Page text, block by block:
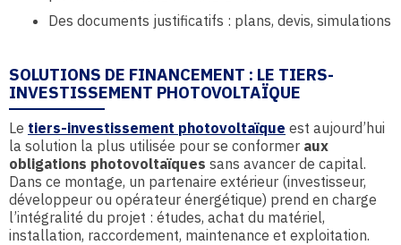
Des documents justificatifs : plans, devis, simulations
SOLUTIONS DE FINANCEMENT : LE TIERS-
INVESTISSEMENT PHOTOVOLTAÏQUE
Le tiers-investissement photovoltaïque est aujourd’hui
la solution la plus utilisée pour se conformer aux
obligations photovoltaïques sans avancer de capital.
Dans ce montage, un partenaire extérieur (investisseur,
développeur ou opérateur énergétique) prend en charge
l’intégralité du projet : études, achat du matériel,
installation, raccordement, maintenance et exploitation.